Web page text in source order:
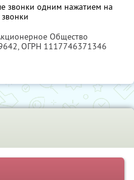
звонки одним нажатием на
Общество
, ОГРН 1117746371346